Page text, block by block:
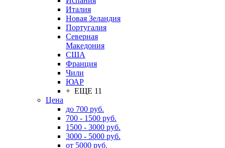
Италия
Новая Зеландия
Португалия
Северная
Македония
США
Франция
Чили
ЮАР
+ ЕЩЕ 11
Цена
до 700 руб.
700 - 1500 руб.
1500 - 3000 руб.
3000 - 5000 руб.
от 5000 руб.